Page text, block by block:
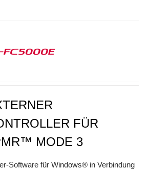
FC5000E
FÜR
MODE 3
Software für Windows® in Verbindung